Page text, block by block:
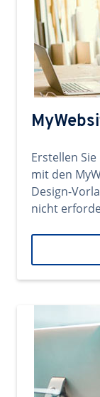
Erstellen
mit den
Design-
nicht